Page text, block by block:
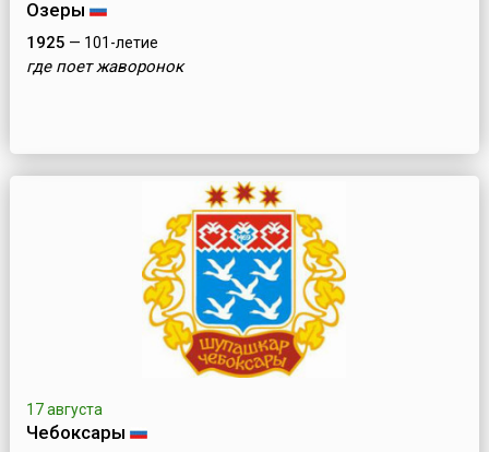
Озеры
1925 — 101-летие
где поет жаворонок
17 августа
Чебоксары